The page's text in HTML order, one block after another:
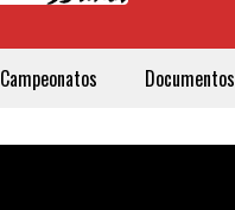
Campeonatos Documentos